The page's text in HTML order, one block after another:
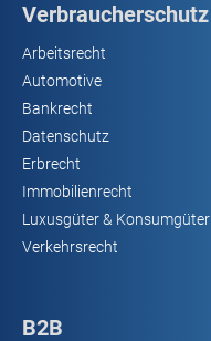
Verbraucherschutz
Arbeitsrecht
Automotive
Bankrecht
Datenschutz
Erbrecht
Immobilienrecht
Luxusgüter & Konsumgüter
Verkehrsrecht
B2B